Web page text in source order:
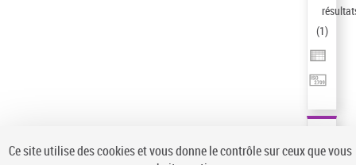
(1)
Ce site utilise des cookies et vous donne le contrôle sur ceux que vous